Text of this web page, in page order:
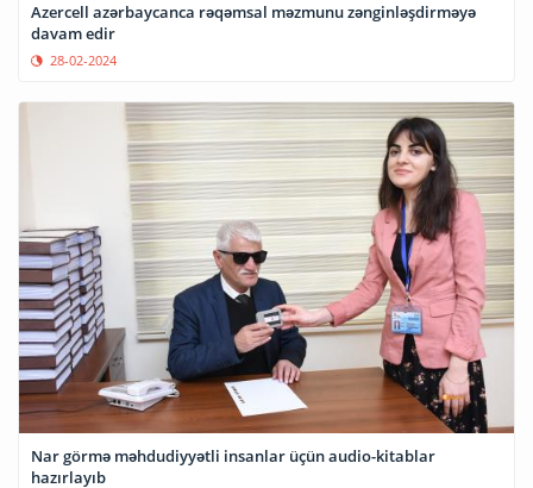
Azercell azərbaycanca rəqəmsal məzmunu zənginləşdirməyə
davam edir
28-02-2024
Nar görmə məhdudiyyətli insanlar üçün audio-kitablar
hazırlayıb